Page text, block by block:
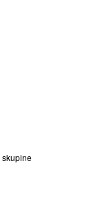
skupine